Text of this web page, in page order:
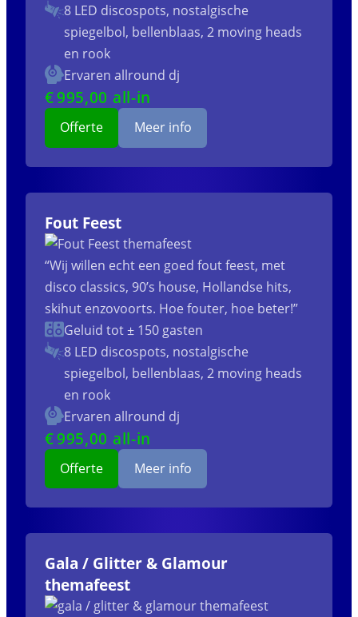
8 LED discospots, nostalgische
spiegelbol, bellenblaas, 2 moving heads
en rook
Ervaren allround dj
€995,00 all-in
Offerte Meer info
Fout Feest
“Wij willen echt een goed fout feest, met
disco classics, 90’s house, Hollandse hits,
skihut enzovoorts. Hoe fouter, hoe beter!”
Geluid tot ± 150 gasten
8 LED discospots, nostalgische
spiegelbol, bellenblaas, 2 moving heads
en rook
Ervaren allround dj
€995,00 all-in
Offerte Meer info
Gala / Glitter & Glamour
themafeest